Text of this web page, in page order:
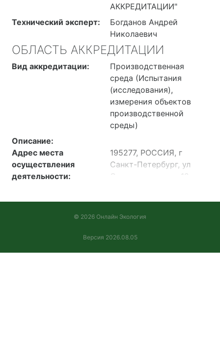
АККРЕДИТАЦИИ"
Технический эксперт:
Богданов Андрей
Николаевич
ОБЛАСТЬ АККРЕДИТАЦИИ
Вид аккредитации:
Производственная
среда (Испытания
(исследования),
измерения объектов
производственной
среды)
Описание:
Адрес места
осуществления
деятельности:
195277, РОССИЯ, г
Санкт-Петербург, ул
Смолячкова, дом 12
Н, офис 304, помещение
Санкт-Петербург, улица
© 2026 Онлайн Экология
Версия 2026.08.05